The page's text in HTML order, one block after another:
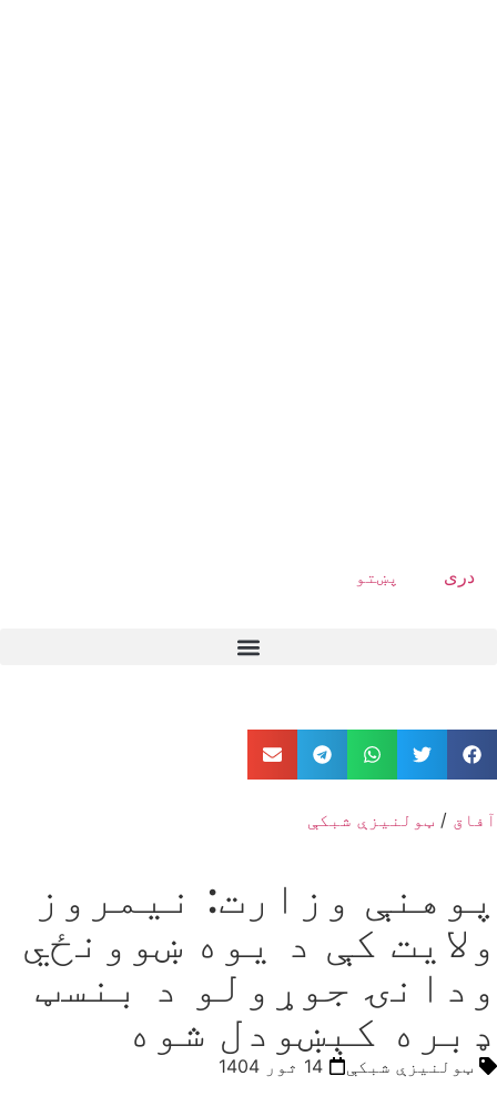
دری پښتو
آفاق / ټولنیزې شبکې
پوهنې وزارت: نیمروز
ولایت کې د یوه ښوونځي
ودانۍ جوړولو د بنسټ
ډبره کېښودل شوه
ټولنیزې شبکې 14 ثور 1404